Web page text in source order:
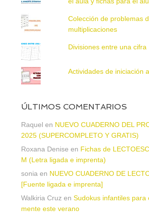
Colección de problemas
multiplicaciones
Divisiones entre una cifra
Actividades de iniciación
ÚLTIMOS COMENTARIOS
Raquel en NUEVO CUADERNO DEL
2025 (SUPERCOMPLETO Y GRATIS)
Roxana Denise en Fichas de
M (Letra ligada e imprenta)
sonia en NUEVO CUADERNO DE
[Fuente ligada e imprenta]
Walkiria Cruz en Sudokus infantiles para
mente este verano